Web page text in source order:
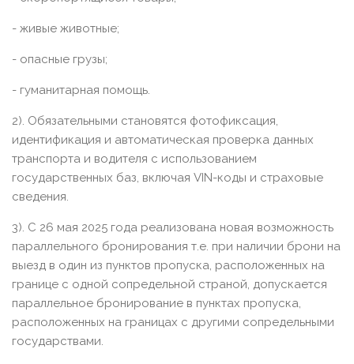
- живые животные;
- опасные грузы;
- гуманитарная помощь.
2). Обязательными становятся фотофиксация,
идентификация и автоматическая проверка данных
транспорта и водителя с использованием
государственных баз, включая VIN-коды и страховые
сведения.
3). С 26 мая 2025 года реализована новая возможность
параллельного бронирования т.е. при наличии брони на
выезд в один из пунктов пропуска, расположенных на
границе с одной сопредельной страной, допускается
параллельное бронирование в пунктах пропуска,
расположенных на границах с другими сопредельными
государствами.